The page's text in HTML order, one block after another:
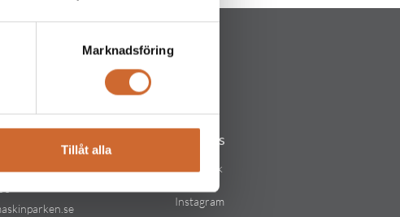
Marknadsföring
Tillåt alla
Karlstad
Följ oss
Facebook
Instagram